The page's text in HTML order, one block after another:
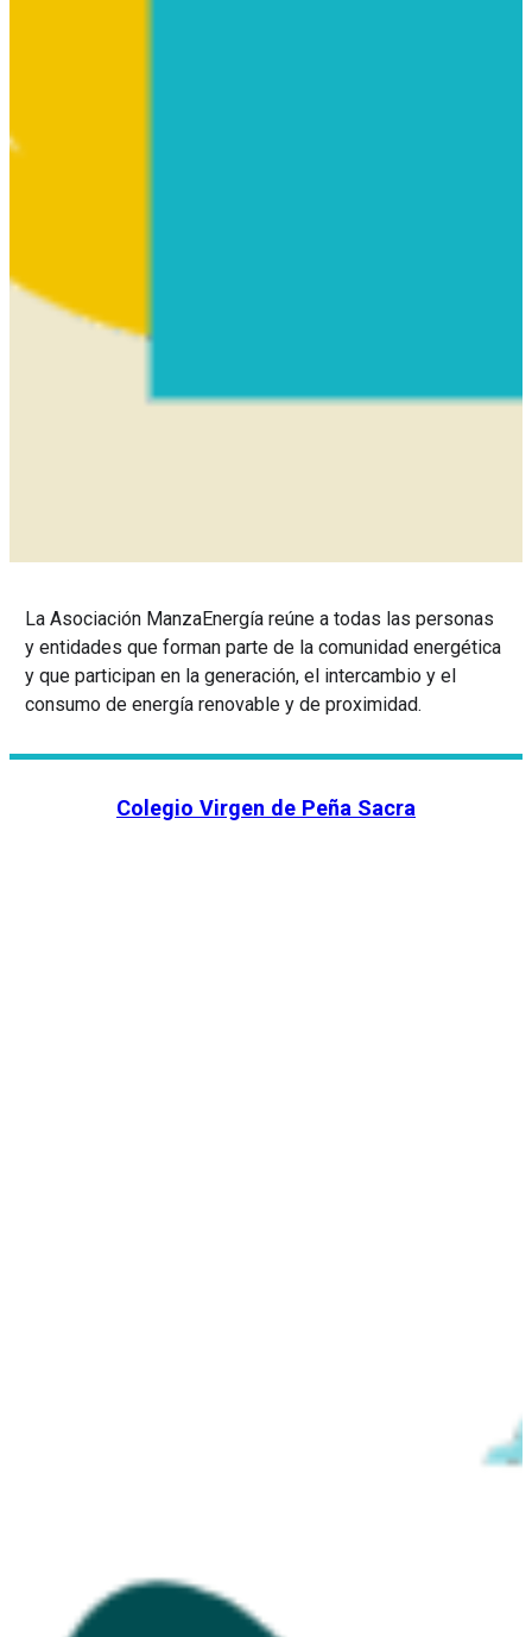
La Asociación ManzaEnergía reúne a todas las personas
y entidades que forman parte de la comunidad energética
y que participan en la generación, el intercambio y el
consumo de energía renovable y de proximidad.
Colegio Virgen de Peña Sacra